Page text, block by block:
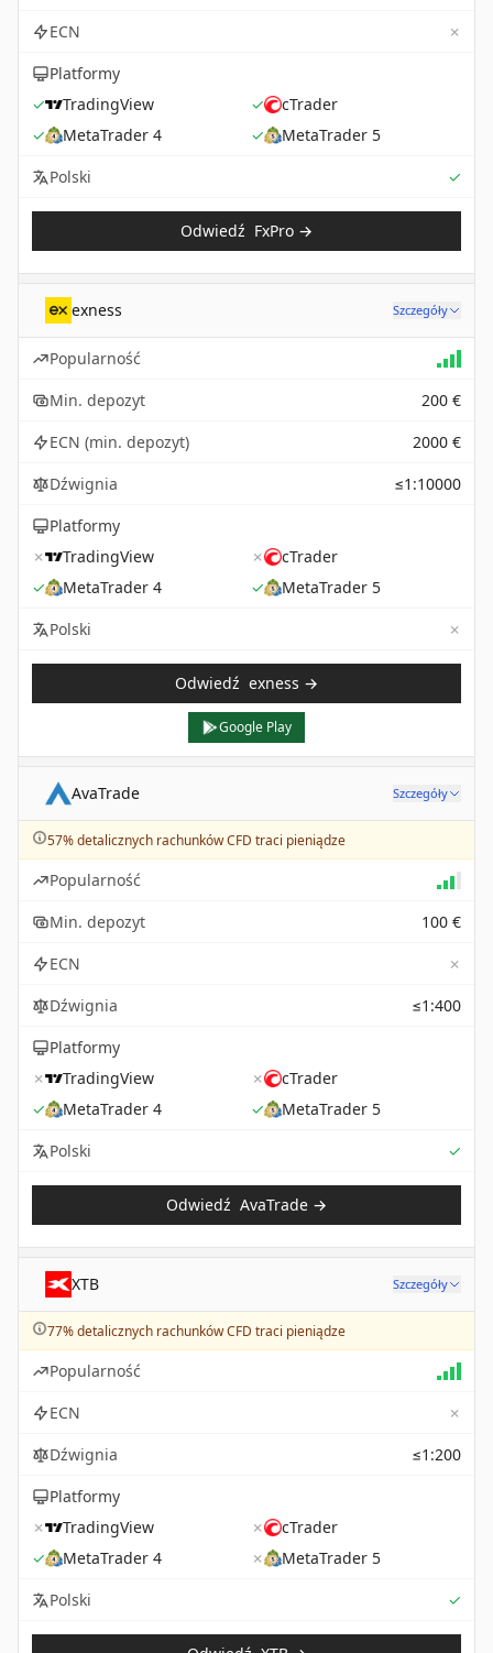
ECN
✗
Platformy
✓
TradingView ✓
cTrader
✓
MetaTrader 4 ✓
MetaTrader 5
Polski
✓
Odwiedź FxPro →
exness Szczegóły
Popularność
Min. depozyt
200 €
ECN (min. depozyt)
2000 €
Dźwignia
≤1:10000
Platformy
✗
TradingView ✗
cTrader
✓
MetaTrader 4 ✓
MetaTrader 5
Polski
✗
Odwiedź exness →
Google Play
AvaTrade Szczegóły
57% detalicznych rachunków CFD traci pieniądze
Popularność
Min. depozyt
100 €
ECN
✗
Dźwignia
≤1:400
Platformy
✗
TradingView ✗
cTrader
✓
MetaTrader 4 ✓
MetaTrader 5
Polski
✓
Odwiedź AvaTrade →
XTB Szczegóły
77% detalicznych rachunków CFD traci pieniądze
Popularność
ECN
✗
Dźwignia
≤1:200
Platformy
✗
TradingView ✗
cTrader
✓
MetaTrader 4 ✗
MetaTrader 5
Polski
✓